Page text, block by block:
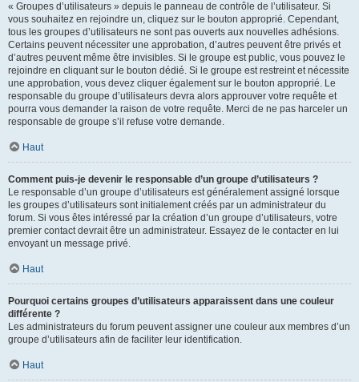
« Groupes d’utilisateurs » depuis le panneau de contrôle de l’utilisateur. Si
vous souhaitez en rejoindre un, cliquez sur le bouton approprié. Cependant,
tous les groupes d’utilisateurs ne sont pas ouverts aux nouvelles adhésions.
Certains peuvent nécessiter une approbation, d’autres peuvent être privés et
d’autres peuvent même être invisibles. Si le groupe est public, vous pouvez le
rejoindre en cliquant sur le bouton dédié. Si le groupe est restreint et nécessite
une approbation, vous devez cliquer également sur le bouton approprié. Le
responsable du groupe d’utilisateurs devra alors approuver votre requête et
pourra vous demander la raison de votre requête. Merci de ne pas harceler un
responsable de groupe s’il refuse votre demande.
Haut
Comment puis-je devenir le responsable d’un groupe d’utilisateurs ?
Le responsable d’un groupe d’utilisateurs est généralement assigné lorsque
les groupes d’utilisateurs sont initialement créés par un administrateur du
forum. Si vous êtes intéressé par la création d’un groupe d’utilisateurs, votre
premier contact devrait être un administrateur. Essayez de le contacter en lui
envoyant un message privé.
Haut
Pourquoi certains groupes d’utilisateurs apparaissent dans une couleur
différente ?
Les administrateurs du forum peuvent assigner une couleur aux membres d’un
groupe d’utilisateurs afin de faciliter leur identification.
Haut